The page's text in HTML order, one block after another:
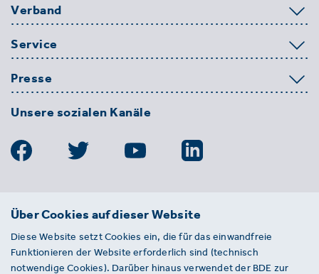
Verband
Service
Presse
Unsere sozialen Kanäle
BDE
Entsorgungs-, Wasser- und
Kreislaufwirtschaft e. V.
Über Cookies auf dieser Website
Diese Website setzt Cookies ein, die für das einwandfreie
Funktionieren der Website erforderlich sind (technisch
notwendige Cookies). Darüber hinaus verwendet der BDE zur